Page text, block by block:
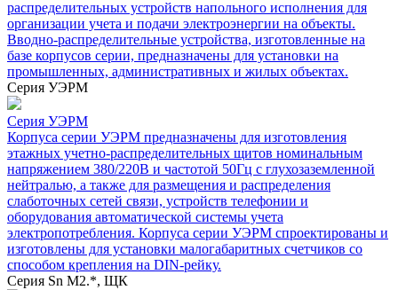
распределительных устройств напольного исполнения для
организации учета и подачи электроэнергии на объекты.
Вводно-распределительные устройства, изготовленные на
базе корпусов серии, предназначены для установки на
промышленных, административных и жилых объектах.
Серия УЭРМ
Серия УЭРМ
Корпуса серии УЭРМ предназначены для изготовления
этажных учетно-распределительных щитов номинальным
напряжением 380/220В и частотой 50Гц с глухозаземленной
нейтралью, а также для размещения и распределения
слаботочных сетей связи, устройств телефонии и
оборудования автоматической системы учета
электропотребления. Корпуса серии УЭРМ спроектированы и
изготовлены для установки малогабаритных счетчиков со
способом крепления на DIN-рейку.
Серия Sn М2.*, ЩК